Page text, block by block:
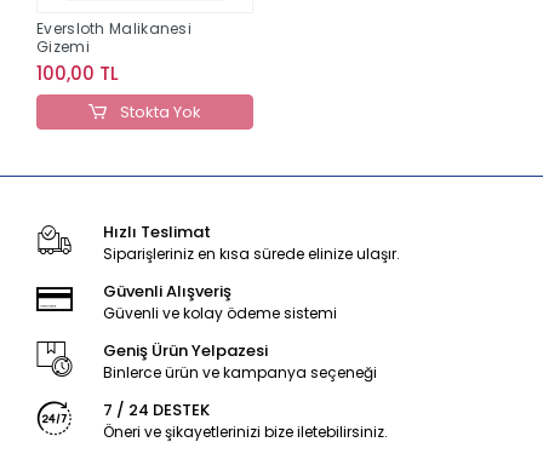
Eversloth Malikanesi
Gizemi
100,00 TL
Stokta Yok
Hızlı Teslimat
Siparişleriniz en kısa sürede elinize ulaşır.
Güvenli Alışveriş
Güvenli ve kolay ödeme sistemi
Geniş Ürün Yelpazesi
Binlerce ürün ve kampanya seçeneği
7 / 24 DESTEK
Öneri ve şikayetlerinizi bize iletebilirsiniz.